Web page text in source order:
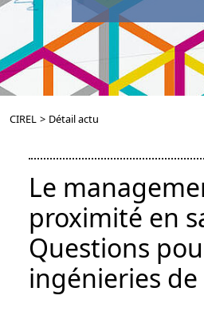
CIREL > Détail actu
Le
proximité en
Questions
ingénieries